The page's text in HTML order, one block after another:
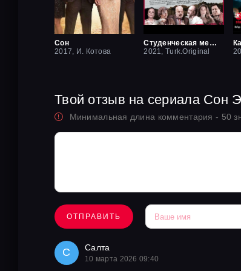
Сон
2017, И. Котова
Студенческая мечта
2021, Turk.Original
Твой отзыв на сериала
Минимальная длина комментария - 50
ОТПРАВИТЬ
С Салта
10 марта 2026 09:40